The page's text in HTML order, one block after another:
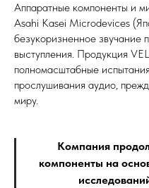
Аппаратные компоненты и
Asahi Kasei Microdevices
безукоризненное звучание
выступления. Продукция
полномасштабные
прослушивания аудио,
миру.
Компания
компоненты на